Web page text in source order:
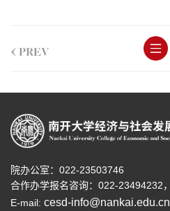
< PREV
院办公室：022-23503746
合作办学报名咨询： 022-23494232，
E-mail: cesd-info@nankai.edu.cn